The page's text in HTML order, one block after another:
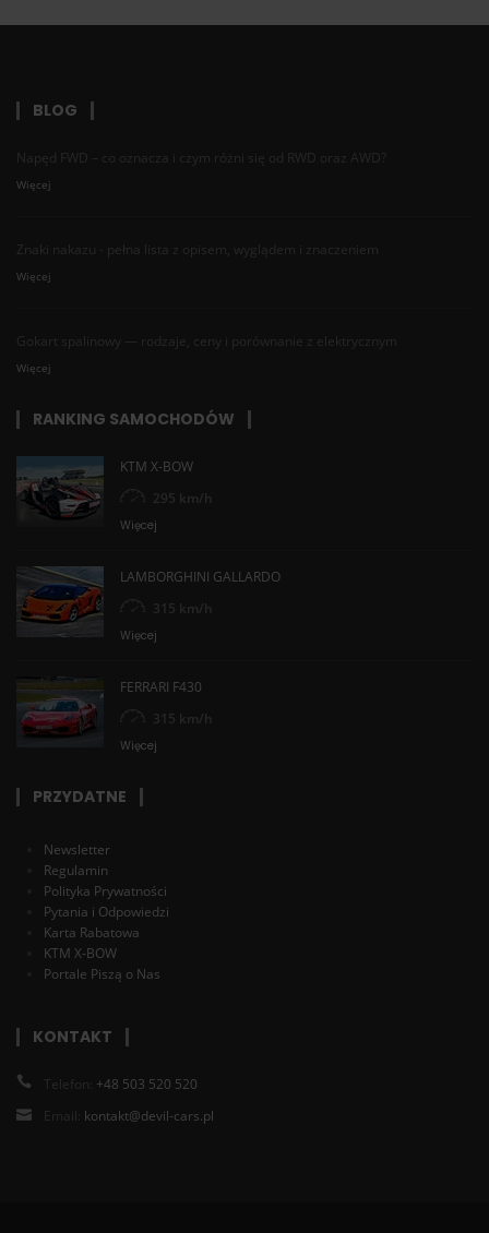
BLOG
Napęd FWD – co oznacza i czym różni się od RWD oraz AWD?
Więcej
Znaki nakazu - pełna lista z opisem, wyglądem i znaczeniem
Więcej
Gokart spalinowy — rodzaje, ceny i porównanie z elektrycznym
Więcej
RANKING SAMOCHODÓW
KTM X-BOW
295 km/h
Więcej
LAMBORGHINI GALLARDO
315 km/h
Więcej
FERRARI F430
315 km/h
Więcej
PRZYDATNE
Newsletter
Regulamin
Polityka Prywatności
Pytania i Odpowiedzi
Karta Rabatowa
KTM X-BOW
Portale Piszą o Nas
KONTAKT
Telefon: +48 503 520 520
Email: kontakt@devil-cars.pl